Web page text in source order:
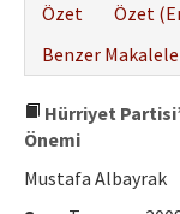
Özet
Özet
Benzer
Hürriyet
Önemi
Mustafa Albayrak